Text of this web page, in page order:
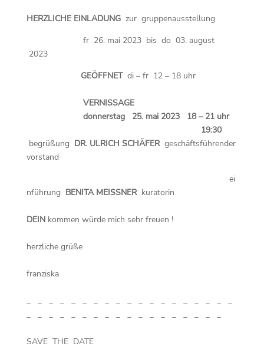
HERZLICHE EINLADUNG zur gruppenausstellung
fr 26. mai 2023 bis do 03. august
2023
GEÖFFNETdi – fr 12 – 18 uhr
VERNISSAGE
donnerstag 25. mai 2023 18 – 21 uhr
19:30
begrüßung DR. ULRICH SCHÄFER geschäftsführender
vorstand
ei
nführung BENITA MEISSNER kuratorin
DEINkommen würde mich sehr freuen !
herzliche grüße
franziska
_ _ _ _ _ _ _ _ _ _ _ _ _ _ _ _ _ _ _
_ _ _ _ _ _ _ _ _ _ _ _ _ _ _ _ _ _
SAVE THE DATE